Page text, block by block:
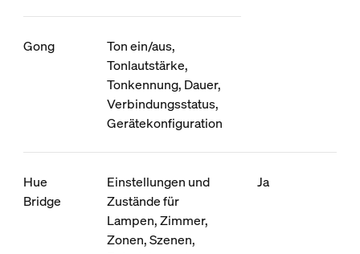
Gong
Ton ein/aus,
Tonlautstärke,
Tonkennung, Dauer,
Verbindungsstatus,
Gerätekonfiguration
Hue
Bridge
Einstellungen und
Zustände für
Lampen, Zimmer,
Zonen, Szenen,
Ja